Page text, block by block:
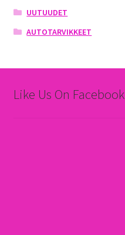
UUTUUDET
AUTOTARVIKKEET
Like Us On Facebook